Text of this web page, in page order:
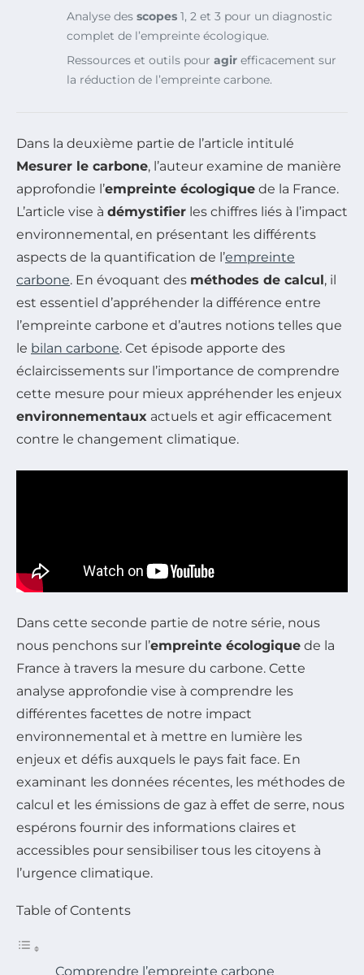
Analyse des scopes 1, 2 et 3 pour un diagnostic
complet de l’empreinte écologique.
Ressources et outils pour agir efficacement sur
la réduction de l’empreinte carbone.
Dans la deuxième partie de l’article intitulé
Mesurer le carbone, l’auteur examine de manière
approfondie l’empreinte écologique de la France.
L’article vise à démystifier les chiffres liés à l’impact
environnemental, en présentant les différents
aspects de la quantification de l’empreinte
carbone. En évoquant des méthodes de calcul, il
est essentiel d’appréhender la différence entre
l’empreinte carbone et d’autres notions telles que
le bilan carbone. Cet épisode apporte des
éclaircissements sur l’importance de comprendre
cette mesure pour mieux appréhender les enjeux
environnementaux actuels et agir efficacement
contre le changement climatique.
Dans cette seconde partie de notre série, nous
nous penchons sur l’empreinte écologique de la
France à travers la mesure du carbone. Cette
analyse approfondie vise à comprendre les
différentes facettes de notre impact
environnemental et à mettre en lumière les
enjeux et défis auxquels le pays fait face. En
examinant les données récentes, les méthodes de
calcul et les émissions de gaz à effet de serre, nous
espérons fournir des informations claires et
accessibles pour sensibiliser tous les citoyens à
l’urgence climatique.
Table of Contents
Comprendre l’empreinte carbone